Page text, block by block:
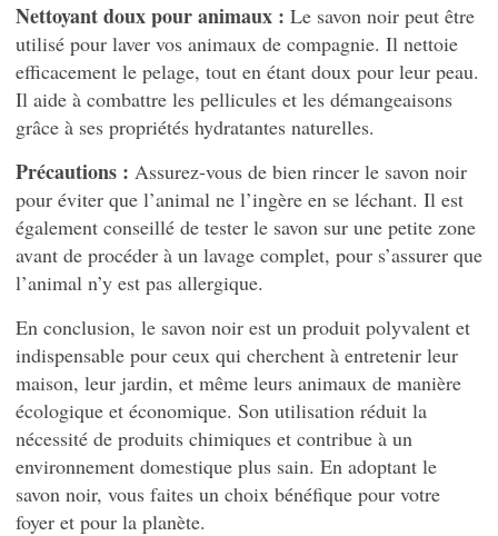
Nettoyant doux pour animaux : Le savon noir peut être
utilisé pour laver vos animaux de compagnie. Il nettoie
efficacement le pelage, tout en étant doux pour leur peau.
Il aide à combattre les pellicules et les démangeaisons
grâce à ses propriétés hydratantes naturelles.
Précautions : Assurez-vous de bien rincer le savon noir
pour éviter que l’animal ne l’ingère en se léchant. Il est
également conseillé de tester le savon sur une petite zone
avant de procéder à un lavage complet, pour s’assurer que
l’animal n’y est pas allergique.
En conclusion, le savon noir est un produit polyvalent et
indispensable pour ceux qui cherchent à entretenir leur
maison, leur jardin, et même leurs animaux de manière
écologique et économique. Son utilisation réduit la
nécessité de produits chimiques et contribue à un
environnement domestique plus sain. En adoptant le
savon noir, vous faites un choix bénéfique pour votre
foyer et pour la planète.